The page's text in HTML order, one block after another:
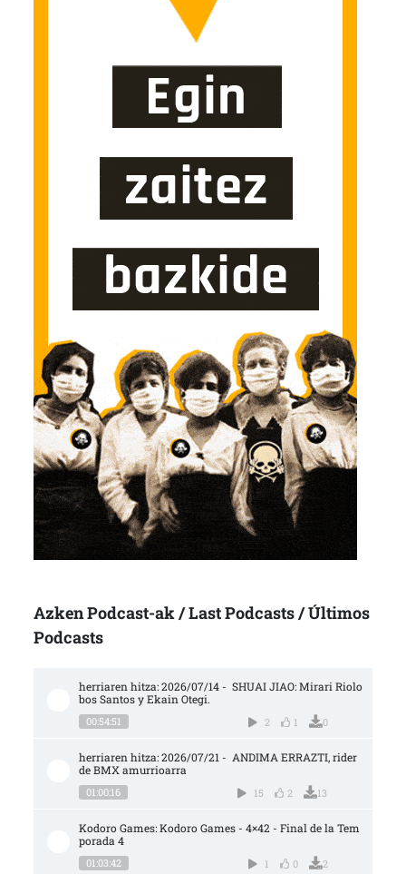
Azken Podcast-ak / Last Podcasts / Últimos
Podcasts
herriaren hitza: 2026/07/14 -  SHUAI JIAO: Mirari Riolo
bos Santos y Ekain Otegi.
00:54:51 2 1 0
herriaren hitza: 2026/07/21 -  ANDIMA ERRAZTI, rider
de BMX amurrioarra
01:00:16 15 2 13
Kodoro Games: Kodoro Games - 4×42 - Final de la Tem
porada 4
01:03:42 1 0 2